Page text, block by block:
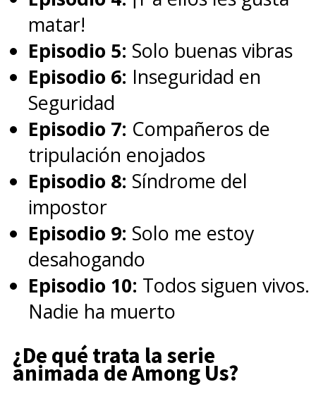
matar!
Episodio 5: Solo buenas vibras
Episodio 6: Inseguridad en
Seguridad
Episodio 7: Compañeros de
tripulación enojados
Episodio 8: Síndrome del
impostor
Episodio 9: Solo me estoy
desahogando
Episodio 10: Todos siguen vivos.
Nadie ha muerto
¿De qué trata la serie
animada de Among Us?